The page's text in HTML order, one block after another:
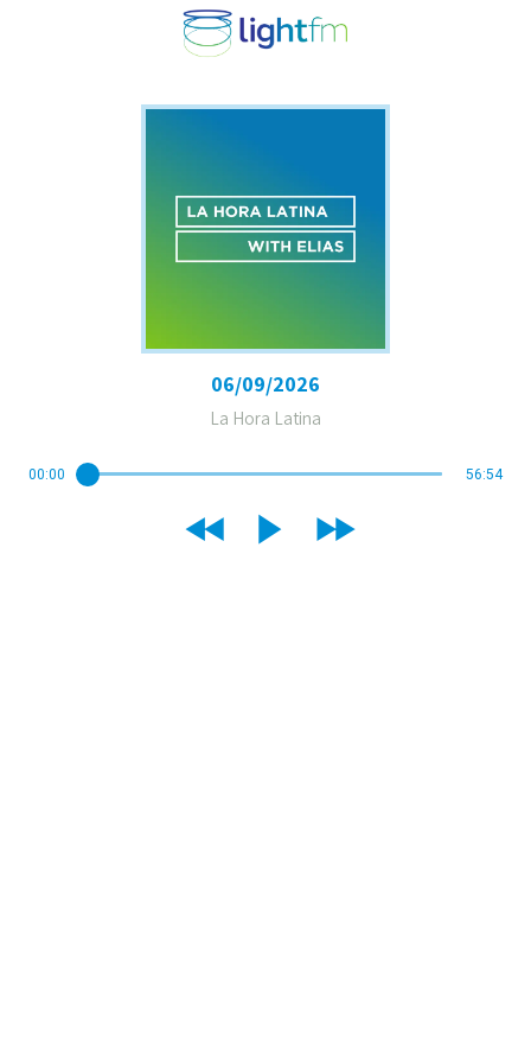
06/09/2026
La Hora Latina
00:00 56:54